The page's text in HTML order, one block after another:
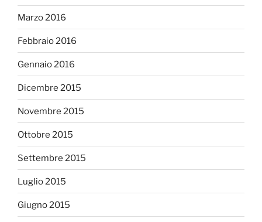
Marzo 2016
Febbraio 2016
Gennaio 2016
Dicembre 2015
Novembre 2015
Ottobre 2015
Settembre 2015
Luglio 2015
Giugno 2015